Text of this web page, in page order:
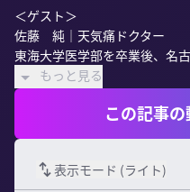
＜ゲスト＞
佐藤　純｜天気痛ドクター
東海大学医学部を卒業後、名
もっと見る
この記事
表示モード (ライト)